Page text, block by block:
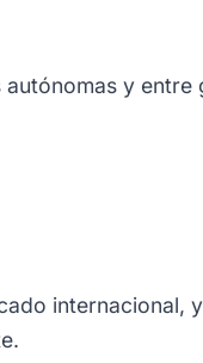
y entre
internacional,